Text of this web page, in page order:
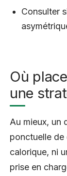
Consulter
Où
une
Au mieux, un
ponctuelle
calorique, ni
prise en